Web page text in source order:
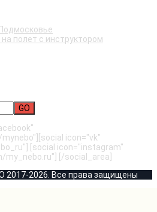
полет с инструктором
icon="vk"
[social icon="instagram"
[/social_area]
2017-2026. Все права защищены